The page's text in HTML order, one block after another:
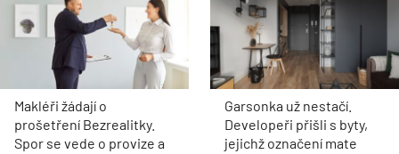
Makléři žádají o
prošetření Bezrealitky.
Spor se vede o provize a
Garsonka už nestačí.
Developeři přišli s byty,
jejichž označení mate